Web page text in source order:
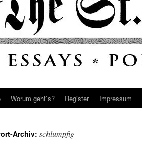
Worum geht’s? Register Impressum
Archiv: schlumpfig